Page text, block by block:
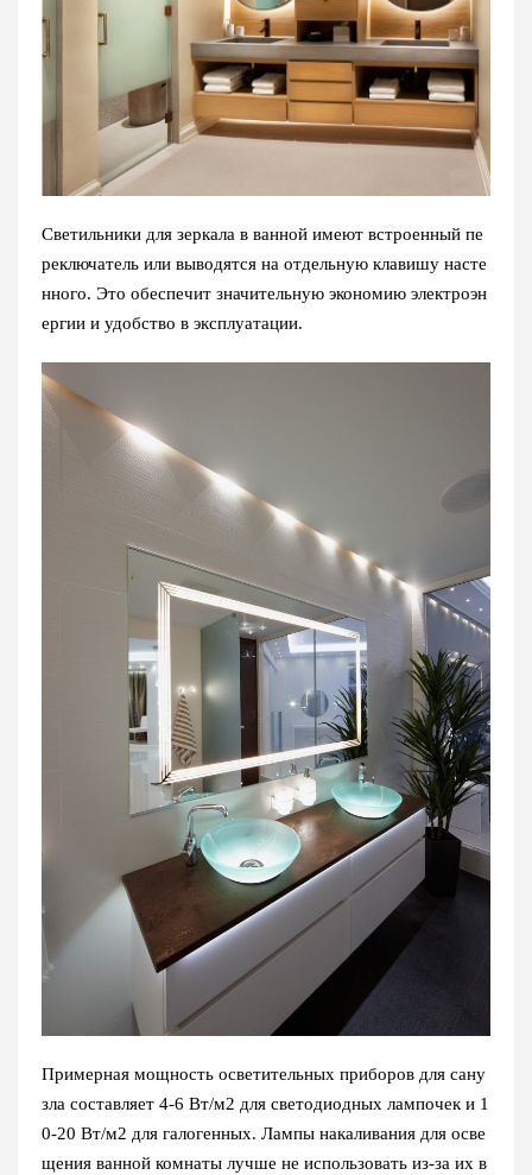
Светильники для зеркала в ванной имеют встроенный пе
реключатель или выводятся на отдельную клавишу насте
нного. Это обеспечит значительную экономию электроэн
ергии и удобство в эксплуатации.
Примерная мощность осветительных приборов для сану
зла составляет 4-6 Вт/м2 для светодиодных лампочек и 1
0-20 Вт/м2 для галогенных. Лампы накаливания для осве
щения ванной комнаты лучше не использовать из-за их в